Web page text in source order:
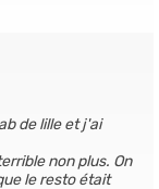
de lille et j'ai
non plus. On
le resto était